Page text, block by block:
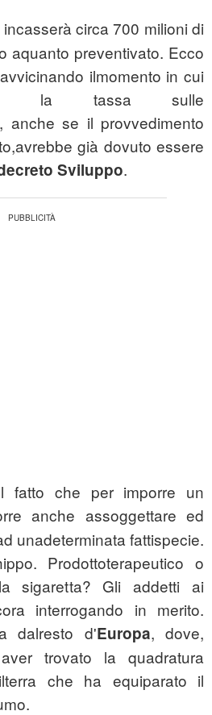
incasserà circa 700 milioni di
aquanto preventivato. Ecco
ilmomento in cui
la tassa sulle
anche se il provvedimento
già dovuto essere
Sviluppo.
fatto che per imporre un
anche assoggettare ed
unadeterminata fattispecie.
Prodottoterapeutico o
sigaretta? Gli addetti ai
interrogando in merito.
dalresto d'Europa, dove,
trovato la quadratura
che ha equiparato il